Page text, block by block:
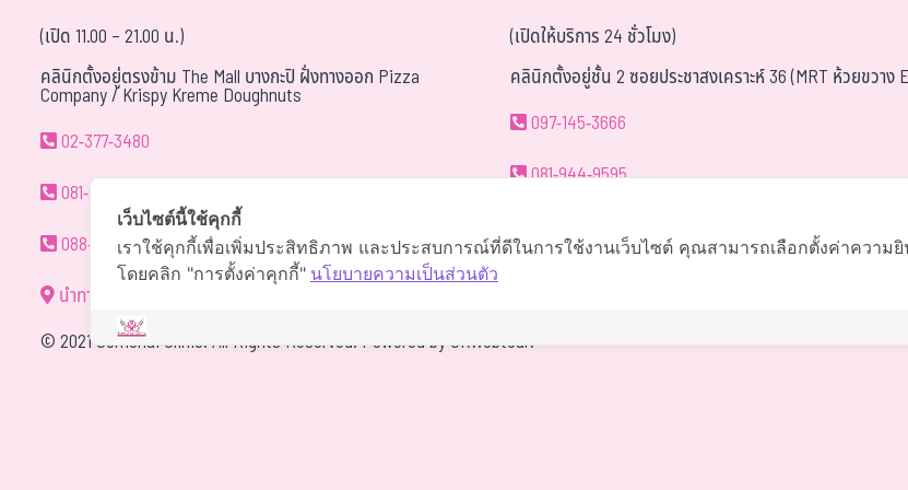
(เปิด 11.00 – 21.00 น.)
คลินิกตั้งอยู่ตรงข้าม The Mall บางกะปิ ฝั่งทางออก Pizza
Company / Krispy Kreme Doughnuts
02-377-3480
081-940-9595
088-088-0294
นำทาง
(เปิดให้บริการ 24 ชั่วโมง)
คลินิกตั้งอยู่ชั้น 2 ซอยประชาสงเคราะห์ 36 (MRT ห้วยขวาง
097-145-3666
081-944-9595
©2021 Somchai Clinic. All Rights Reserved. Powered by OKWebtour.
เว็บไซต์นี้ใช้คุกกี้
เราใช้คุกกี้เพื่อเพิ่มประสิทธิภาพ และประสบการณ์ที่ดีในการใช้งานเว็บไซต์ คุณสามารถเลือกตั้งค่าความ
โดยคลิก "การตั้งค่าคุกกี้" นโยบายความเป็นส่วนตัว